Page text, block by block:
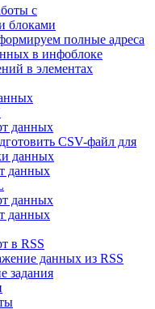
с
блоками
полные адреса
в инфоблоке
в элементах
данных
CSV-файл для
данных
данных
данных
данных
в RSS
данных из RSS
задания